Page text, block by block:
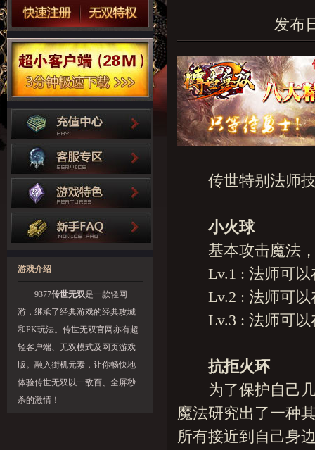
游戏介绍
9377传世无双是一款轻网
游，继承了经典游戏的经典攻城
和PK玩法。传世无双官网亦有超
轻客户端、无双模式及网页游戏
版。融入街机元素，让你畅快地
体验传世无双以一敌百、全屏秒
杀的激情！
发布
传世特别 法师
小火球
基本攻击魔法，
Lv.1 : 法师可以
Lv.2 : 法师可以
Lv.3 : 法师可以
抗拒火环
为了保护自己几
魔法研究出了一种
所有接近到自己身